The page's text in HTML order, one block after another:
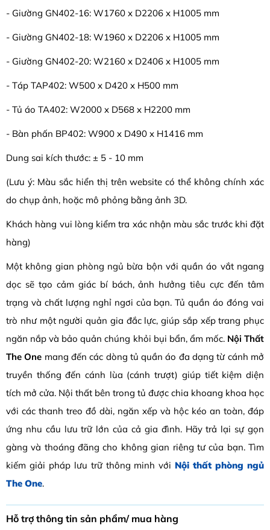
- Giường GN402-16: W1760 x D2206 x H1005 mm
- Giường GN402-18: W1960 x D2206 x H1005 mm
- Giường GN402-20: W2160 x D2406 x H1005 mm
- Táp TAP402: W500 x D420 x H500 mm
- Tủ áo TA402: W2000 x D568 x H2200 mm
- Bàn phấn BP402: W900 x D490 x H1416 mm
Dung sai kích thước: ± 5 - 10 mm
(Lưu ý: Màu sắc hiển thị trên website có thể không chính xác
do chụp ảnh, hoặc mô phỏng bằng ảnh 3D.
Khách hàng vui lòng kiểm tra xác nhận màu sắc trước khi đặt
hàng)
Một không gian phòng ngủ bừa bộn với quần áo vắt ngang
dọc sẽ tạo cảm giác bí bách, ảnh hưởng tiêu cực đến tâm
trạng và chất lượng nghỉ ngơi của bạn. Tủ quần áo đóng vai
trò như một người quản gia đắc lực, giúp sắp xếp trang phục
ngăn nắp và bảo quản chúng khỏi bụi bẩn, ẩm mốc. Nội Thất
The One mang đến các dòng tủ quần áo đa dạng từ cánh mở
truyền thống đến cánh lùa (cánh trượt) giúp tiết kiệm diện
tích mở cửa. Nội thất bên trong tủ được chia khoang khoa học
với các thanh treo đồ dài, ngăn xếp và hộc kéo an toàn, đáp
ứng nhu cầu lưu trữ lớn của cả gia đình. Hãy trả lại sự gọn
gàng và thoáng đãng cho không gian riêng tư của bạn. Tìm
kiếm giải pháp lưu trữ thông minh với Nội thất phòng ngủ
The One.
Hỗ trợ thông tin sản phẩm/ mua hàng